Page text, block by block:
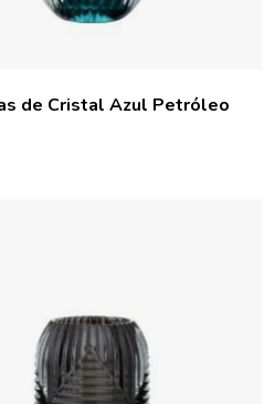
de Cristal Azul Petróleo